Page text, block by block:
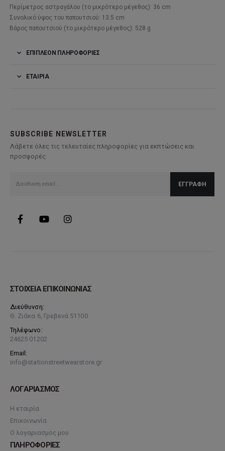
Περίμετρος αστραγάλου (το μικρότερο μέγεθος): 36 cm
Συνολικό ύψος του παπουτσιού: 13.5 cm
Βάρος παπουτσιού (το μικρότερο μέγεθος): 528 g
ΕΠΙΠΛΈΟΝ ΠΛΗΡΟΦΟΡΊΕΣ
ΕΤΑΙΡΊΑ
SUBSCRIBE NEWSLETTER
Λάβετε όλες τις τελευταίες πληροφορίες για εκπτώσεις και
προσφορές.
ΣΤΟΙΧΕΙΑ ΕΠΙΚΟΙΝΩΝΙΑΣ
Διεύθυνση:
Θ. Ζιάκα 6, Γρεβενά 51100
Τηλέφωνο:
24625 01202
Email:
info@stationstreetwearstore.gr
ΛΟΓΑΡΙΑΣΜΟΣ
Η εταιρία
Επικοινωνία
Ο λογαριασμός μου
ΠΛΗΡΟΦΟΡΙΕΣ